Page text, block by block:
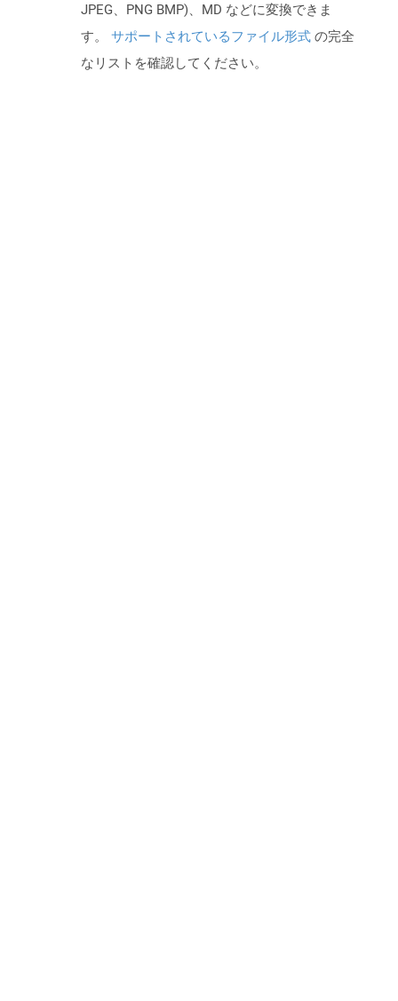
JPEG、PNG BMP)、MD などに変換できま
す。 サポートされているファイル形式 の完全
なリストを確認してください。